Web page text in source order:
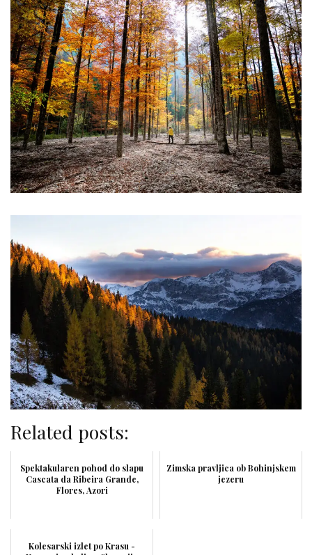
Related posts:
Spektakularen pohod do slapu
Cascata da Ribeira Grande,
Flores, Azori
Zimska pravljica ob Bohinjskem
jezeru
Kolesarski izlet po Krasu -